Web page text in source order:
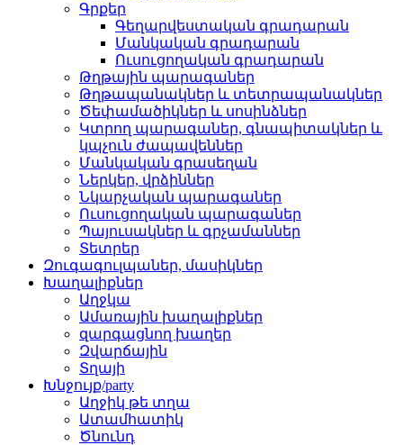
Գրքեր
Գեղարվեստական գրադարան
Մանկական գրադարան
Ուսուցողական գրադարան
Թղթային պարագաներ
Թղթապանակներ և տետրապանակներ
Ծեփամածիկներ և սոսինձներ
Կտրող պարագաներ, գնապիտակներ և
կպչուն ժապավեններ
Մանկական գրասեղան
Ներկեր, վրձիններ
Նկարչական պարագաներ
Ուսուցողական պարագաներ
Պայուսակներ և գրչամաններ
Տետրեր
Զուգագուլպաներ, մասիկներ
Խաղալիքներ
Աղջկա
Ամառային խաղալիքներ
զարգացնող խաղեր
Զվարճային
Տղայի
Խնջույք/party
Աղջիկ թե տղա
Ատամհատիկ
Ծնունդ